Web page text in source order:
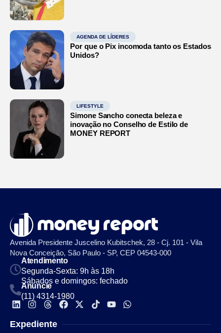
AGENDA DE LÍDERES
Por que o Pix incomoda tanto os Estados
Unidos?
LIFESTYLE
Simone Sancho conecta beleza e
inovação no Conselho de Estilo de
MONEY REPORT
Avenida Presidente Juscelino Kubitschek, 28 - Cj. 101 - Vila
Nova Conceição, São Paulo - SP, CEP 04543-000
Atendimento
Segunda-Sexta: 9h às 18h
Sábados e domingos: fechado
Anuncie
(11) 4314-1980
Expediente